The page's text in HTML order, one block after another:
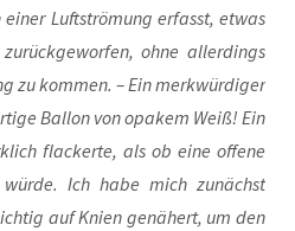
Luft­strö­mung erfasst, etwas
ohne aller­dings
zu kom­men. – Ein merk­wür­di­ger
Bal­lon von opa­k­em Weiß! Ein
fla­cker­te, als ob eine offe­ne
Ich habe mich zunächst
auf Knien genä­hert, um den